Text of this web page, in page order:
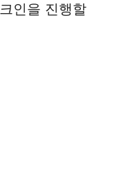
인을 진행할